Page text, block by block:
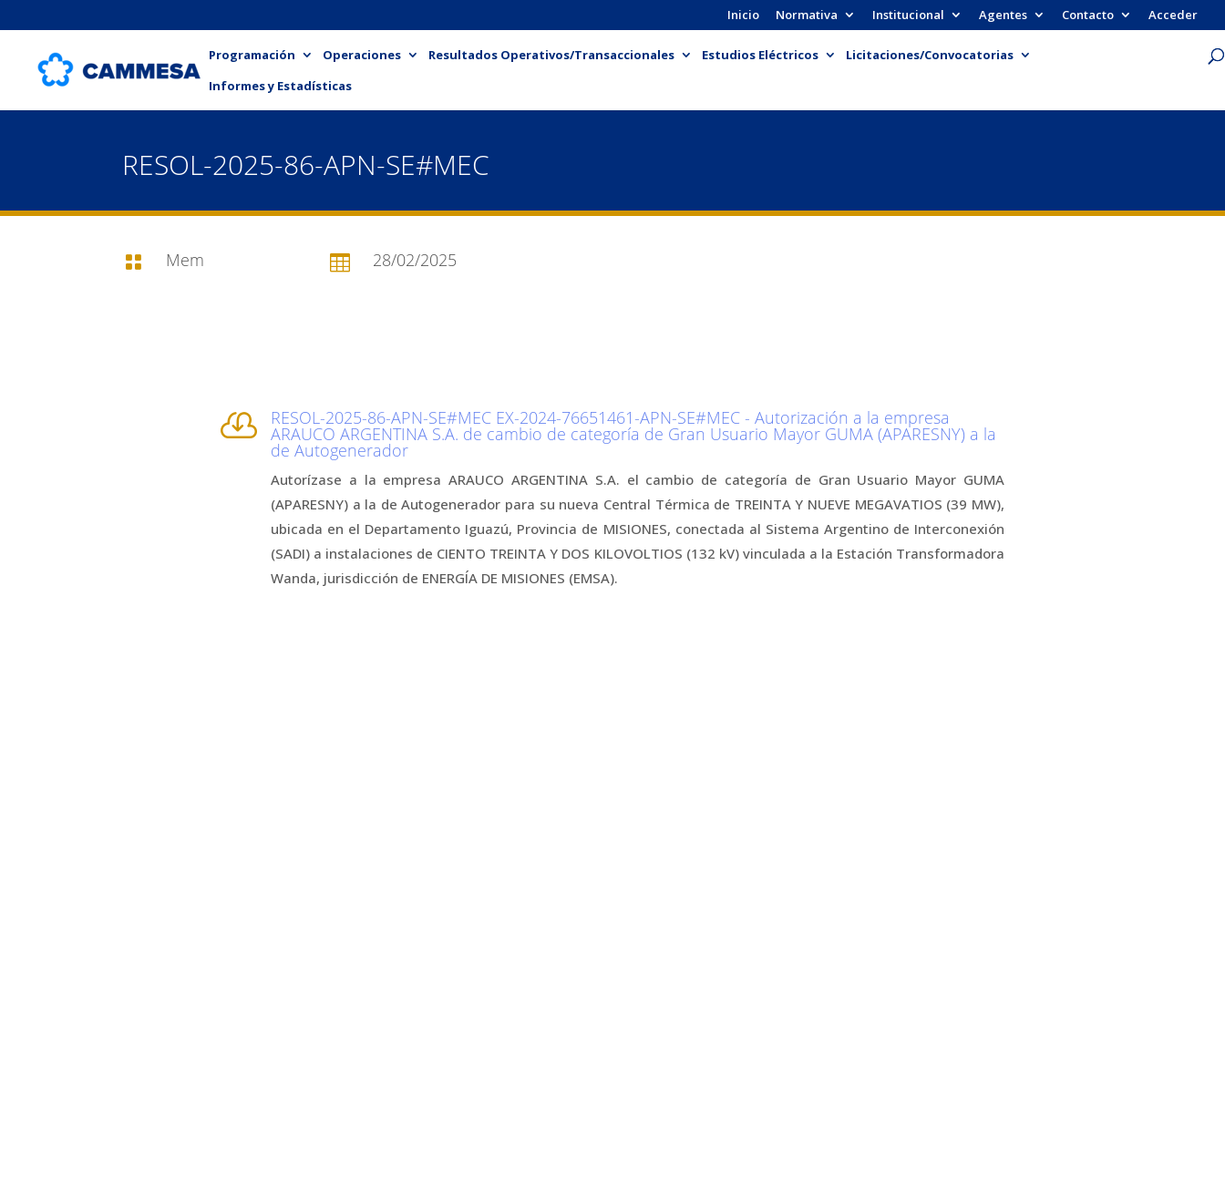
Inicio Normativa Institucional Agentes Contacto Acceder
Programación Operaciones Resultados Operativos/Transaccionales Estudios Eléctricos
Licitaciones/Convocatorias
Informes y Estadísticas
RESOL-2025-86-APN-SE#MEC
 Mem  28/02/2025
 RESOL-2025-86-APN-SE#MEC EX-2024-76651461-APN-SE#MEC - Autorización a la empresa
ARAUCO ARGENTINA S.A. de cambio de categoría de Gran Usuario Mayor GUMA (APARESNY) a la
de Autogenerador
Autorízase a la empresa ARAUCO ARGENTINA S.A. el cambio de categoría de Gran Usuario Mayor GUMA
(APARESNY) a la de Autogenerador para su nueva Central Térmica de TREINTA Y NUEVE MEGAVATIOS (39 MW),
ubicada en el Departamento Iguazú, Provincia de MISIONES, conectada al Sistema Argentino de Interconexión
(SADI) a instalaciones de CIENTO TREINTA Y DOS KILOVOLTIOS (132 kV) vinculada a la Estación Transformadora
Wanda, jurisdicción de ENERGÍA DE MISIONES (EMSA).